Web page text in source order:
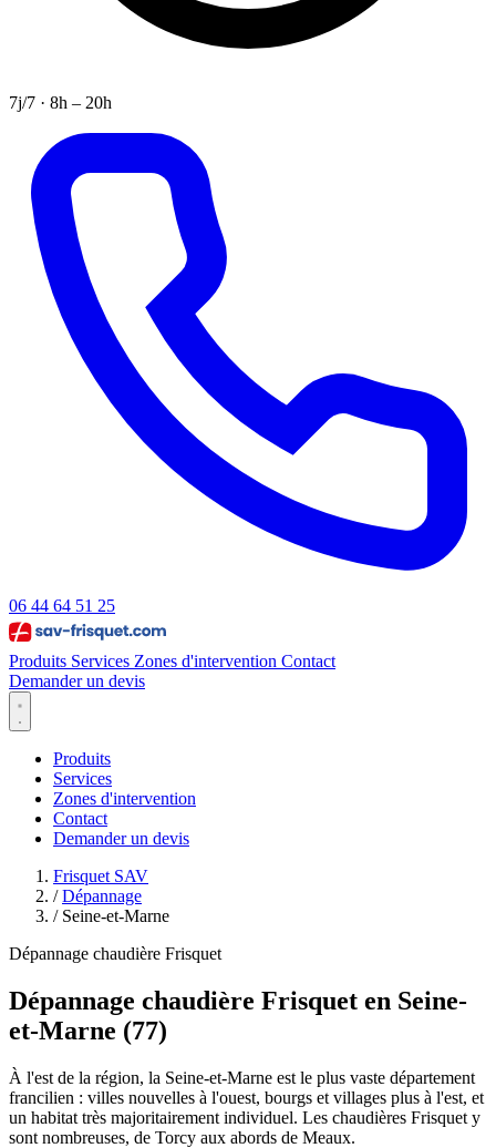
7j/7 · 8h – 20h
06 44 64 51 25
Produits Services Zones d'intervention Contact
Demander un devis
Produits
Services
Zones d'intervention
Contact
Demander un devis
Frisquet SAV
/ Dépannage
/ Seine-et-Marne
Dépannage chaudière Frisquet
Dépannage chaudière Frisquet en Seine-
et-Marne (77)
À l'est de la région, la Seine-et-Marne est le plus vaste département
francilien : villes nouvelles à l'ouest, bourgs et villages plus à l'est, et
un habitat très majoritairement individuel. Les chaudières Frisquet y
sont nombreuses, de Torcy aux abords de Meaux.